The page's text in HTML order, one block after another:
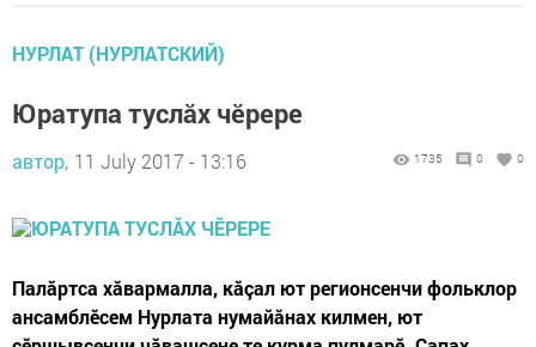
НУРЛАТ (НУРЛАТСКИЙ)
Юратупа туслăх чӗрере
автор, 11 July 2017 - 13:16 1735 0 0
Палăртса хăвармалла, кăçал ют регионсенчи фольклор
ансамблӗсем Нурлата нумайăнах килмен, ют